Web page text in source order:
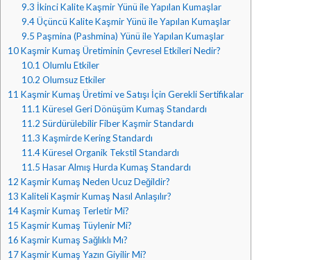
9.3 İkinci Kalite Kaşmir Yünü ile Yapılan Kumaşlar
9.4Üçüncü Kalite Kaşmir Yünü ile Yapılan Kumaşlar
9.5 Paşmina (Pashmina) Yünü ile Yapılan Kumaşlar
10Kaşmir Kumaş Üretiminin Çevresel Etkileri Nedir?
10.1 Olumlu Etkiler
10.2 Olumsuz Etkiler
11 Kaşmir Kumaş Üretimi ve Satışı İçin Gerekli Sertifikalar
11.1 Küresel Geri Dönüşüm Kumaş Standardı
11.2 Sürdürülebilir Fiber Kaşmir Standardı
11.3 Kaşmirde Kering Standardı
11.4Küresel Organik Tekstil Standardı
11.5 Hasar Almış Hurda Kumaş Standardı
12 Kaşmir Kumaş Neden Ucuz Değildir?
13 Kaliteli Kaşmir Kumaş Nasıl Anlaşılır?
14Kaşmir Kumaş Terletir Mi?
15 Kaşmir Kumaş Tüylenir Mi?
16 Kaşmir Kumaş Sağlıklı Mı?
17Kaşmir Kumaş Yazın Giyilir Mi?